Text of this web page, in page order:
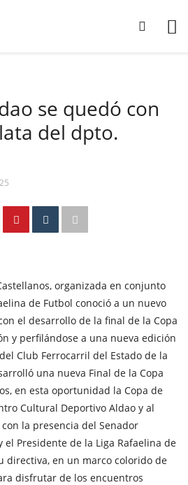
se quedó con
del dpto.
organizada en conjunto
de Futbol conoció a un nuevo
el desarrollo de la final de la Copa
y perfilándose a una nueva edición
Club Ferrocarril del Estado de la
una nueva Final de la Copa
en esta oportunidad la Copa de
Cultural Deportivo Aldao y al
la presencia del Senador
el Presidente de la Liga Rafaelina de
directiva, en un marco colorido de
disfrutar de los encuentros